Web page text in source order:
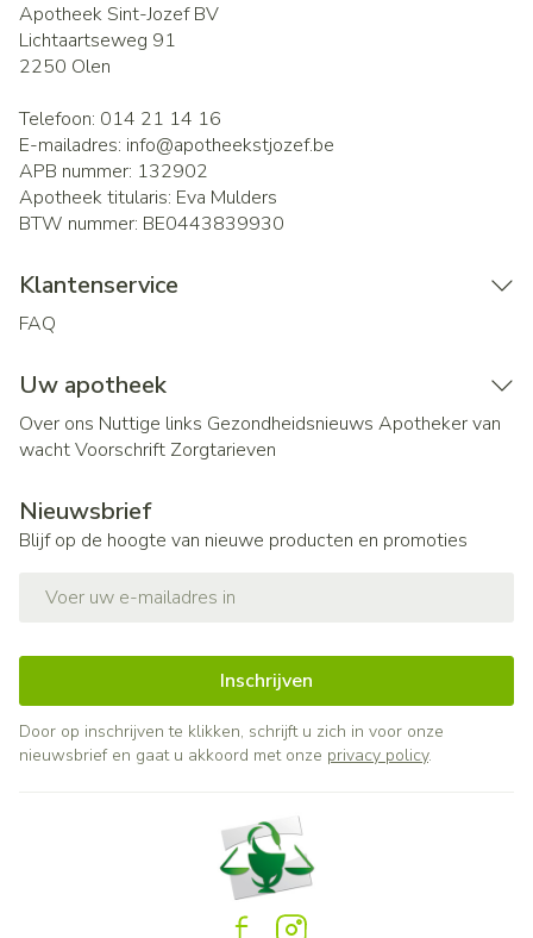
Apotheek Sint-Jozef BV
Lichtaartseweg 91
2250 Olen
Telefoon: 014 21 14 16
E-mailadres: info@apotheekstjozef.be
APB nummer: 132902
Apotheek titularis: Eva Mulders
BTW nummer: BE0443839930
Klantenservice
FAQ
Uw apotheek
Over ons Nuttige links Gezondheidsnieuws Apotheker van
wachtVoorschrift Zorgtarieven
Nieuwsbrief
Blijf op de hoogte van nieuwe producten en promoties
Inschrijven
Door op inschrijven te klikken, schrijft u zich in voor onze
nieuwsbrief en gaat u akkoord met onze privacy policy.